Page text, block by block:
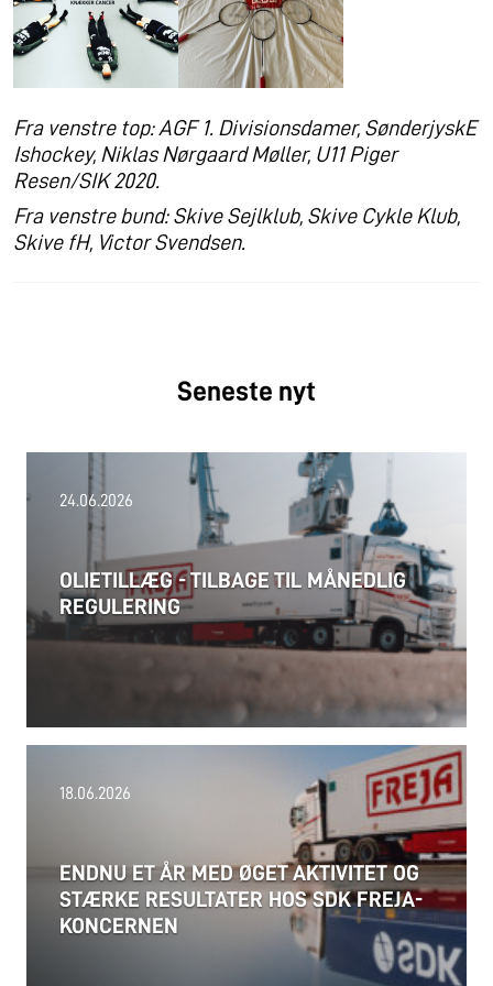
Fra venstre top: AGF 1. Divisionsdamer, SønderjyskE
Ishockey, Niklas Nørgaard Møller, U11 Piger
Resen/SIK 2020.
Fra venstre bund: Skive Sejlklub, Skive Cykle Klub,
Skive fH, Victor Svendsen.
Seneste nyt
24.06.2026
OLIETILLÆG - TILBAGE TIL MÅNEDLIG
REGULERING
18.06.2026
ENDNU ET ÅR MED ØGET AKTIVITET OG
STÆRKE RESULTATER HOS SDK FREJA-
KONCERNEN